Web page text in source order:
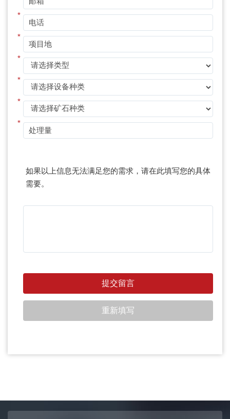
*
*
*
*
*
*
如果以上信息无法满足您的需求，请在此填写您的具体
需要。